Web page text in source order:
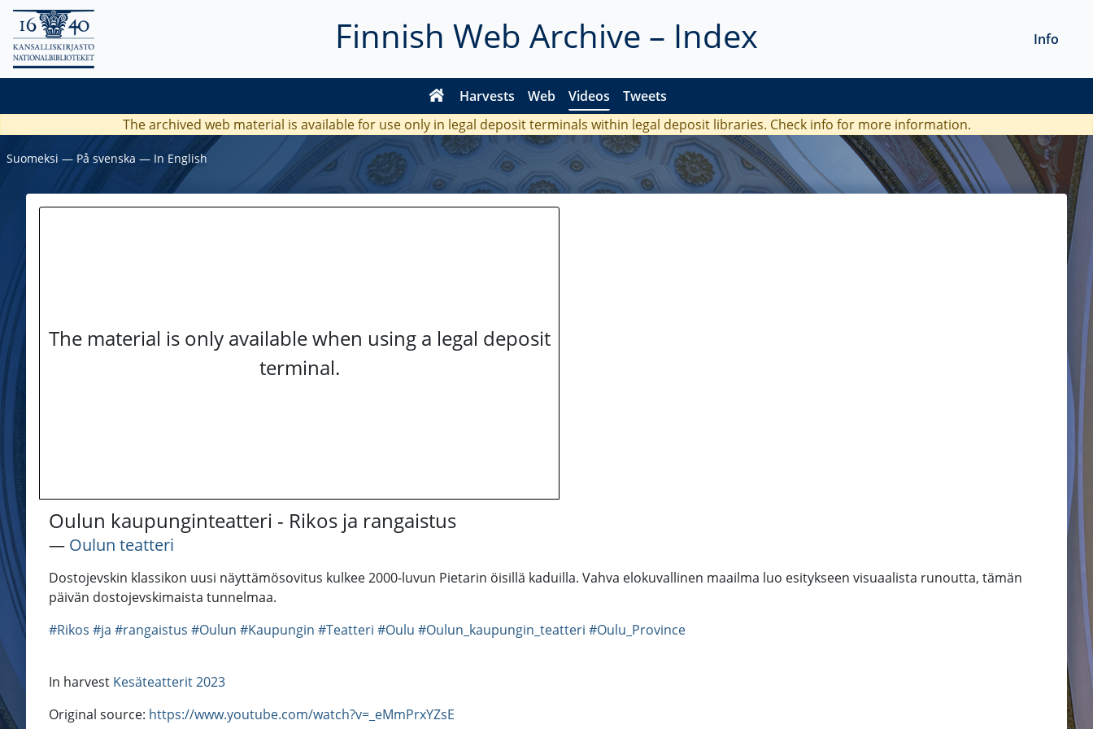
Finnish Web Archive – Index
Harvests Web Videos Tweets
Info
The archived web material is available for use only in legal deposit terminals within legal deposit libraries. Check info for more information.
Suomeksi ― På svenska ― In English
The material is only available when using a legal deposit
terminal.
Oulun kaupunginteatteri - Rikos ja rangaistus
― Oulun teatteri
Dostojevskin klassikon uusi näyttämösovitus kulkee 2000-luvun Pietarin öisillä kaduilla. Vahva elokuvallinen maailma luo esitykseen visuaalista runoutta, tämän
päivän dostojevskimaista tunnelmaa.
#Rikos #ja #rangaistus #Oulun #Kaupungin #Teatteri #Oulu #Oulun_kaupungin_teatteri #Oulu_Province
In harvest Kesäteatterit 2023
Original source: https://www.youtube.com/watch?v=_eMmPrxYZsE